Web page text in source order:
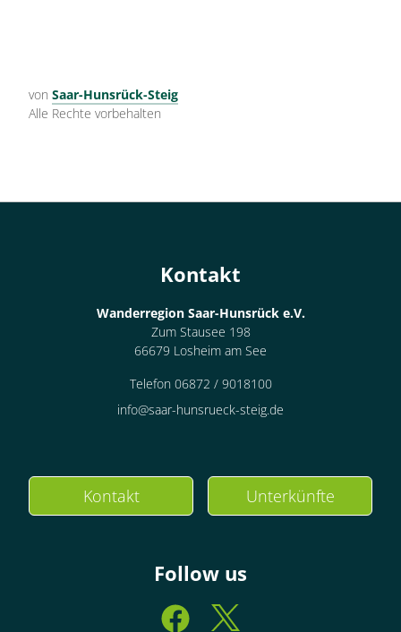
von Saar-Hunsrück-Steig
Alle Rechte vorbehalten
Kontakt
Wanderregion Saar-Hunsrück e.V.
Zum Stausee 198
66679 Losheim am See
Telefon 06872 / 9018100
info@saar-hunsrueck-steig.de
Kontakt Unterkünfte
Follow us